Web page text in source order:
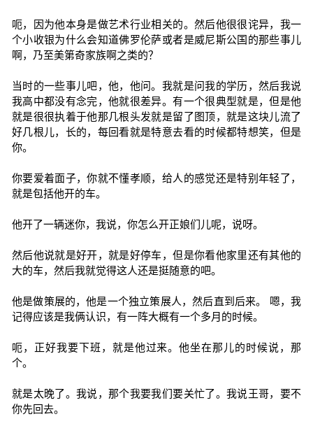
呃，因为他本身是做艺术行业相关的。然后他很很诧异，我一
个小收银为什么会知道佛罗伦萨或者是威尼斯公国的那些事儿
啊，乃至美第奇家族啊之类的？
当时的一些事儿吧，他，他问。我就是问我的学历，然后我说
我高中都没有念完，他就很差异。有一个很典型就是，但是他
就是很很执着于他那几根头发就是留了图顶，就是这块儿流了
好几根儿，长的，每回看就是特意去看的时候都特想笑，但是
你。
你要爱着面子，你就不懂孝顺，给人的感觉还是特别年轻了，
就是包括他开的车。
他开了一辆迷你，我说，你怎么开正娘们儿呢，说呀。
然后他说就是好开，就是好停车，但是你看他家里还有其他的
大的车，然后我就觉得这人还是挺随意的吧。
他是做策展的，他是一个独立策展人，然后直到后来。 嗯，我
记得应该是我俩认识，有一阵大概有一个多月的时候。
呃，正好我要下班，就是他过来。他坐在那儿的时候说，那
个。
就是太晚了。我说，那个我要我们要关忙了。我说王哥，要不
你先回去。